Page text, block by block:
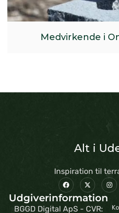
Medvirkende i
Alt i
Inspiration til
Udgiverinformation
BGGD Digital ApS - CVR: